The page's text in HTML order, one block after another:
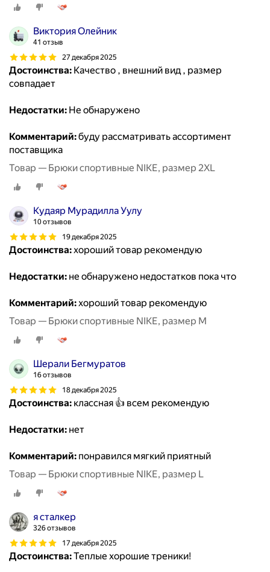
Виктория Олейник
41 отзыв
27 декабря 2025
Достоинства: Качество , внешний вид , размер
совпадает
Недостатки: Не обнаружено
Комментарий:буду рассматривать ассортимент
поставщика
Товар — Брюки спортивные NIKE, размер 2XL
Кудаяр Мурадилла Уулу
10 отзывов
19 декабря 2025
Достоинства:хороший товар рекомендую
Недостатки: не обнаружено недостатков пока что
Комментарий:хороший товар рекомендую
Товар — Брюки спортивные NIKE, размер M
Шерали Бегмуратов
16 отзывов
18 декабря 2025
Достоинства: классная 👍 всем рекомендую
Недостатки: нет
Комментарий: понравился мягкий приятный
Товар — Брюки спортивные NIKE, размер L
я сталкер
326 отзывов
17 декабря 2025
Достоинства:Теплые хорошие треники!